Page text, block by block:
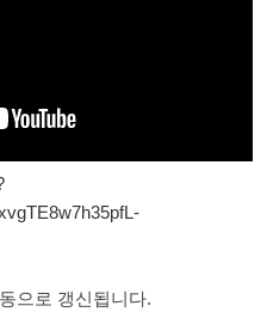
으로 갱신됩니다.